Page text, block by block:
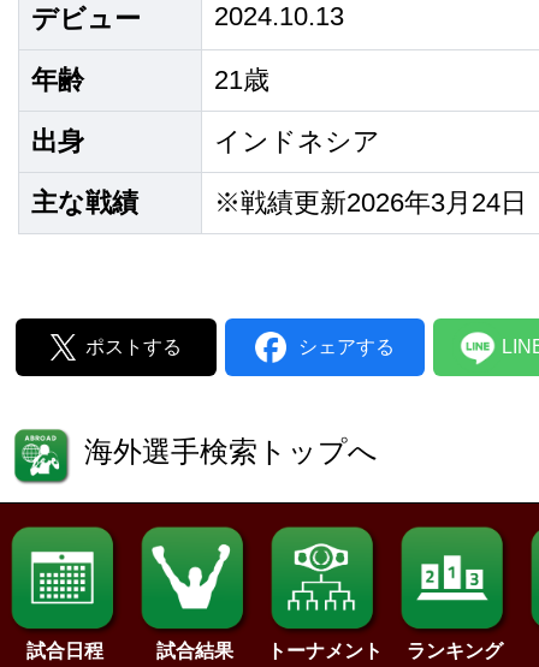
デビュー 2024.10.13
年齢 21歳
出身 インドネシア
主な戦績 ※戦績更新2026年3月24日
ポストする シェアする
海外選手検索トップへ
試合日程 試合結果 トーナメント ランキング